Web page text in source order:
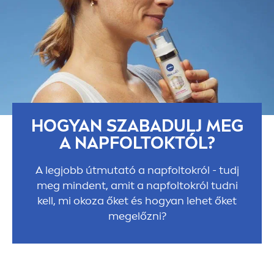
HOGYAN SZABADULJ MEG
A NAPFOLTOKTÓL?
A legjobb útmutató a napfoltokról - tudj
meg mindent, amit a napfoltokról tudni
kell, mi okoza őket és hogyan lehet őket
megelőzni?